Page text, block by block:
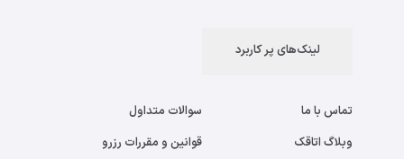
لینک‌های پر کاربرد
تماس با ما
وبلاگ اتاقک
سوالات متداول
قوانین و مقررات رزرو